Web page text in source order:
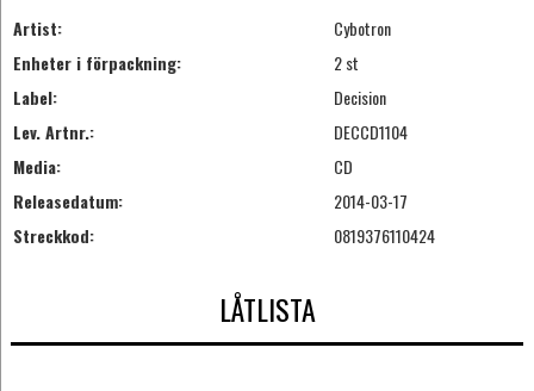
Artist:
Cybotron
Enheter i förpackning:
2 st
Label:
Decision
Lev. Artnr.:
DECCD1104
Media:
CD
Releasedatum:
2014-03-17
Streckkod:
0819376110424
LÅTLISTA